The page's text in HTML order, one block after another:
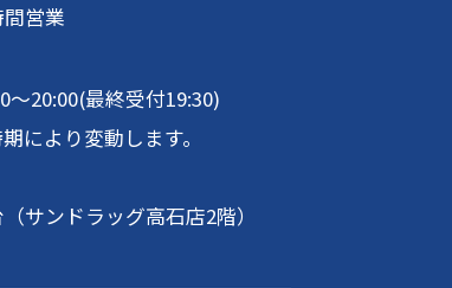
間営業
〜20:00(最終受付19:30)
により変動します。
サンドラッグ高石店2階）